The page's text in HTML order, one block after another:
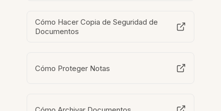
Cómo Hacer Copia de Seguridad de
Documentos
Cómo Proteger Notas